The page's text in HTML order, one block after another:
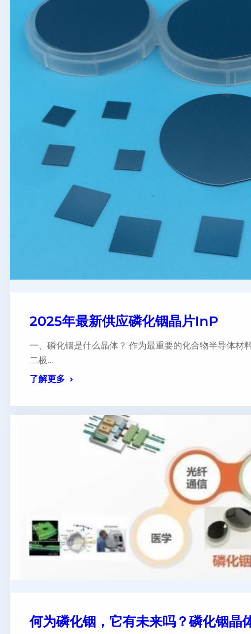
2025年最新供应磷化铟晶片InP
一、磷化铟是什么晶体？ 作为最重要的化合物半导体材
二极…
了解更多
何为磷化铟，它有未来吗？磷化铟晶